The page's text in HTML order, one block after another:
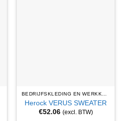
BEDRIJFSKLEDING EN WERKKLEDING
Herock VERUS SWEATER
€52.06 (excl. BTW)